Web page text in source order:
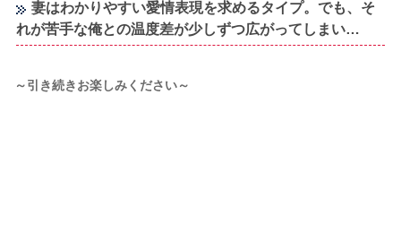
妻はわかりやすい愛情表現を求めるタイプ。でも、そ
れが苦手な俺との温度差が少しずつ広がってしまい…
～引き続きお楽しみください～